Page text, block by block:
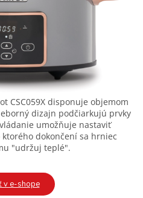
CSC059X disponuje objemom
dizajn podčiarkujú prvky
umožňuje nastaviť
dokončení sa hrniec
"udržuj teplé".
v e-shope